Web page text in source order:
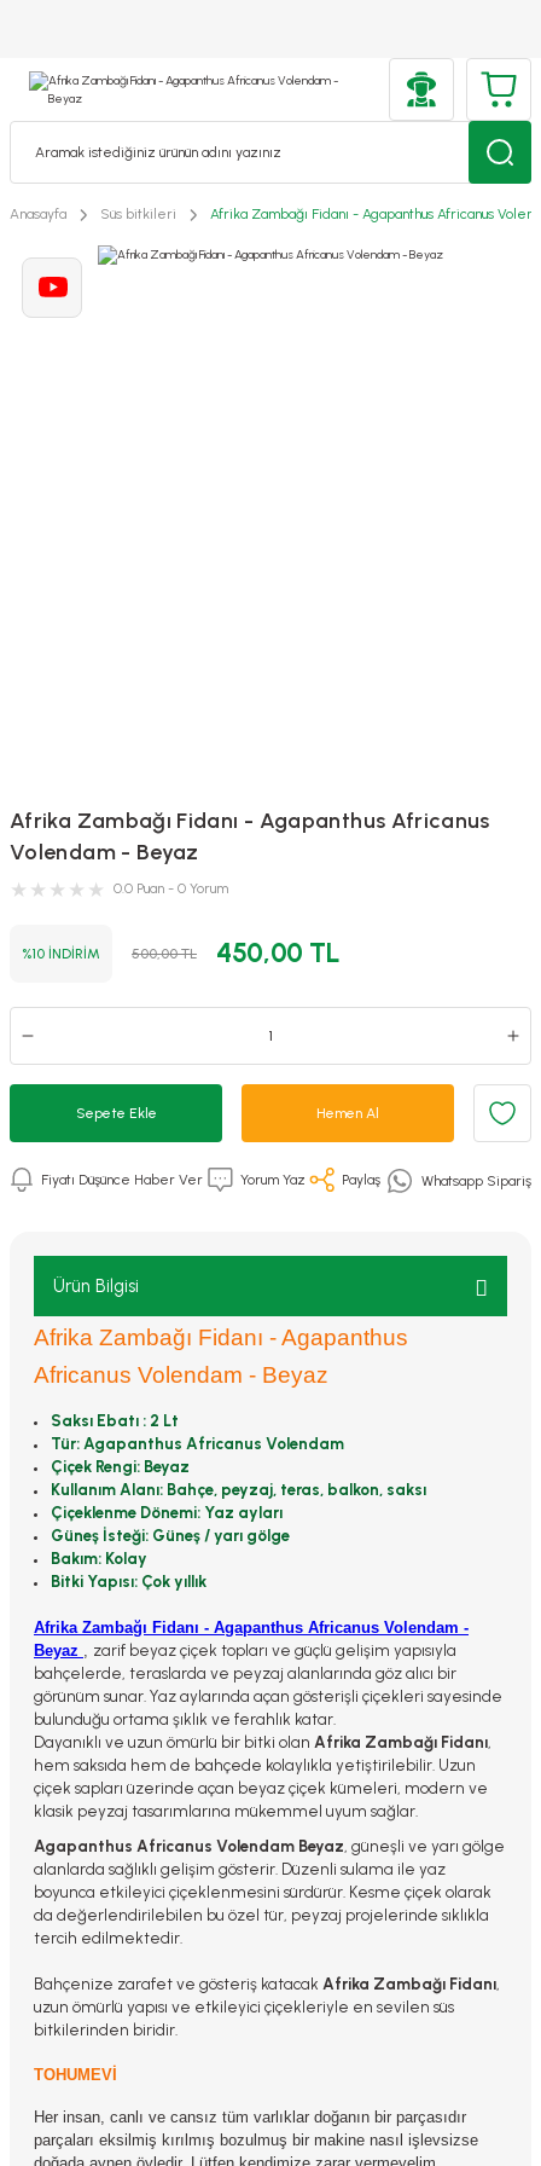
Anasayfa Süs bitkileri Afrika Zambağı Fidanı - Agapanthus Africanus
Afrika Zambağı Fidanı - Agapanthus Africanus
Volendam - Beyaz
0.0 Puan - 0 Yorum
%10 İNDİRİM 500,00 TL 450,00 TL
Sepete Ekle Hemen Al
Fiyatı Düşünce Haber Ver Yorum Yaz Paylaş Whatsapp Sipariş
Ürün Bilgisi
Afrika Zambağı Fidanı - Agapanthus
Africanus Volendam - Beyaz
Saksı Ebatı : 2 Lt
Tür: Agapanthus Africanus Volendam
Çiçek Rengi: Beyaz
Kullanım Alanı: Bahçe, peyzaj, teras, balkon, saksı
Çiçeklenme Dönemi: Yaz ayları
Güneş İsteği: Güneş / yarı gölge
Bakım: Kolay
Bitki Yapısı: Çok yıllık
Afrika Zambağı Fidanı - Agapanthus Africanus Volendam -
Beyaz , zarif beyaz çiçek topları ve güçlü gelişim yapısıyla
bahçelerde, teraslarda ve peyzaj alanlarında göz alıcı bir
görünüm sunar. Yaz aylarında açan gösterişli çiçekleri sayesinde
bulunduğu ortama şıklık ve ferahlık katar.
Dayanıklı ve uzun ömürlü bir bitki olan Afrika Zambağı Fidanı,
hem saksıda hem de bahçede kolaylıkla yetiştirilebilir. Uzun
çiçek sapları üzerinde açan beyaz çiçek kümeleri, modern ve
klasik peyzaj tasarımlarına mükemmel uyum sağlar.
Agapanthus Africanus Volendam Beyaz, güneşli ve yarı gölge
alanlarda sağlıklı gelişim gösterir. Düzenli sulama ile yaz
boyunca etkileyici çiçeklenmesini sürdürür. Kesme çiçek olarak
da değerlendirilebilen bu özel tür, peyzaj projelerinde sıklıkla
tercih edilmektedir.
Bahçenize zarafet ve gösteriş katacak Afrika Zambağı Fidanı,
uzun ömürlü yapısı ve etkileyici çiçekleriyle en sevilen süs
bitkilerinden biridir.
TOHUMEVİ
Her insan, canlı ve cansız tüm varlıklar doğanın bir parçasıdır
parçaları eksilmiş kırılmış bozulmuş bir makine nasıl işlevsizse